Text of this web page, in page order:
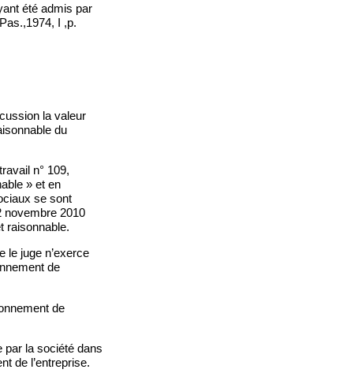
été admis par
I ,p.
la valeur
du
n° 109,
» et en
se sont
novembre 2010
raisonnable.
le juge n’exerce
de
de
par la société dans
de l’entreprise.